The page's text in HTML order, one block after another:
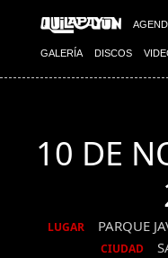
GALERÍA DISCOS
10 DE
LUGAR PARQUE
CIUDAD